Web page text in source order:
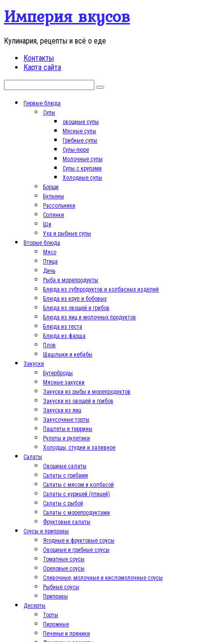
Перейти
контенту
Империя вкусов
Кулинария, рецепты и всё о еде
Контакты
Карта сайта
Первые блюда
Супы
овощные супы
Мясные супы
Грибные супы
Супы-пюре
Молочные супы
Супы с крупами
Холодные супы
Борщи
Бульоны
Рассольники
Солянки
Щи
Уха и рыбные супы
Вторые блюда
Мясо
Птица
Дичь
Рыба и морепродукты
Блюда из субпродуктов и колбасных изделий
Блюда из круп и бобовых
Блюда из овощей и грибов
Блюда из яиц и молочных продуктов
Блюда из теста
Блюда из фарша
Плов
Шашлыки и кебабы
Закуски
Бутерброды
Мясные закуски
Закуски из рыбы и морепродуктов
Закуски из овощей и грибов
Закуски из яиц
Закусочные торты
Паштеты и террины
Рулеты и рулетики
Холодцы, студни и заливное
Салаты
Овощные салаты
Салаты с грибами
Салаты с мясом и колбасой
Салаты с курицей (птицей)
Салаты с рыбой
Салаты с морепродуктами
Фруктовые салаты
Соусы и приправы
Ягодные и фруктовые соусы
Овощные и грибные соусы
Томатные соусы
Ореховые соусы
Сливочные, молочные и кисломолочные соусы
Рыбные соусы
Приправы
Десерты
Торты
Пирожные
Печенье и пряники